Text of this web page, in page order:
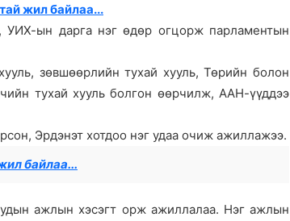
жил байлаа...
УИХ-ын дарга нэг өдөр огцорж парламентын
зөвшөөрлийн тухай хууль, Төрийн болон
тухай хууль болгон өөрчилж, ААН-үүддээ
Эрдэнэт хотдоо нэг удаа очиж ажиллажээ.
байлаа...
ажлын хэсэгт орж ажиллалаа. Нэг ажлын